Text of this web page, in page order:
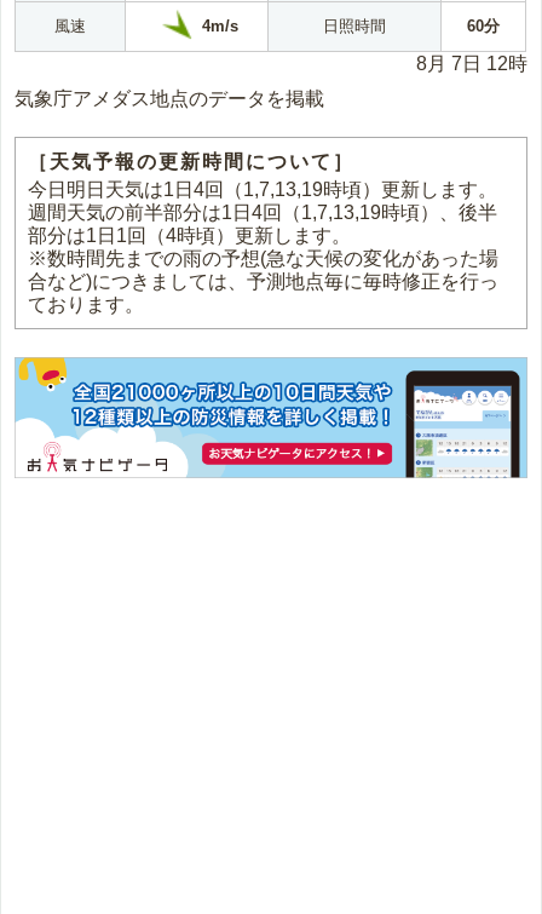
風速 4m/s 日照時間 60分
8月 7日 12時
気象庁アメダス地点のデータを掲載
［天気予報の更新時間について］
今日明日天気は1日4回（1,7,13,19時頃）更新します。
週間天気の前半部分は1日4回（1,7,13,19時頃）、後半
部分は1日1回（4時頃）更新します。
※数時間先までの雨の予想(急な天候の変化があった場
合など)につきましては、予測地点毎に毎時修正を行っ
ております。